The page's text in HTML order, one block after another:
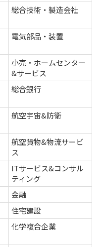
総合技術・製造会社
電気部品・装置
小売・ホームセンター
&サービス
総合銀行
航空宇宙&防衛
航空貨物&物流サービ
ス
ITサービス&コンサル
ティング
金融
住宅建設
化学複合企業